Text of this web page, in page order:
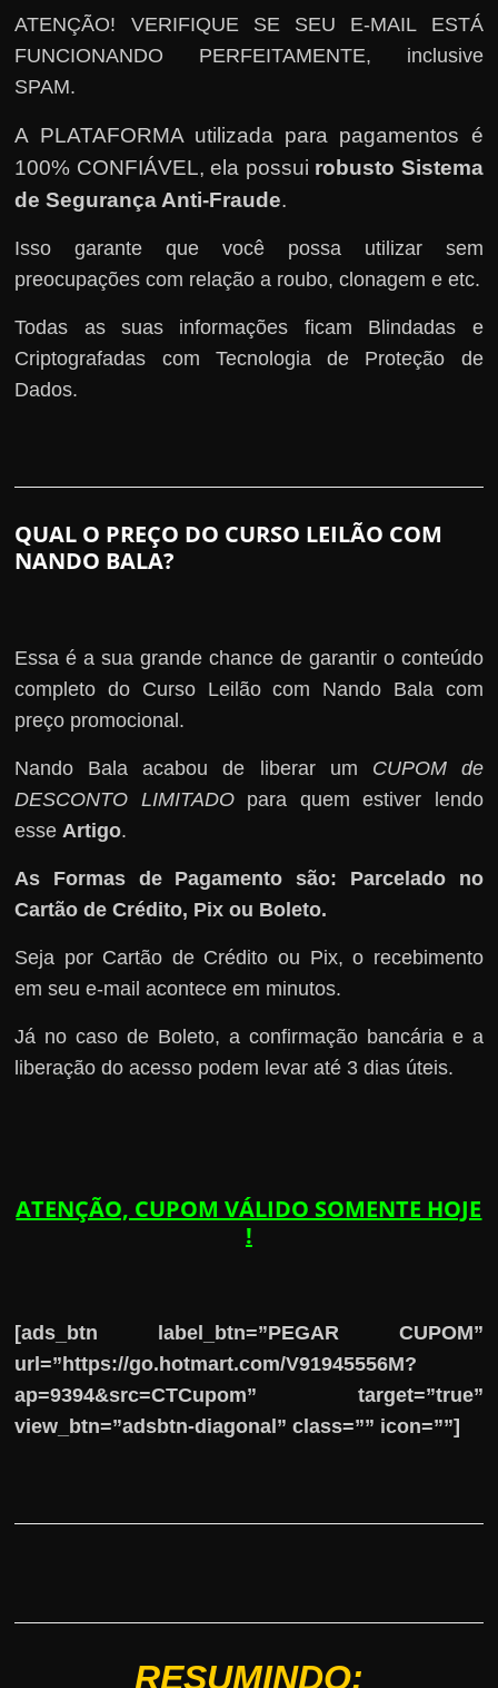
ATENÇÃO! VERIFIQUE SE SEU E-MAIL ESTÁ
FUNCIONANDO PERFEITAMENTE, inclusive
SPAM.
A PLATAFORMA utilizada para pagamentos é
100% CONFIÁVEL, ela possui robusto Sistema
de Segurança Anti-Fraude.
Isso garante que você possa utilizar sem
preocupações com relação a roubo, clonagem e etc.
Todas as suas informações ficam Blindadas e
Criptografadas com Tecnologia de Proteção de
Dados.
QUAL O PREÇO DO CURSO LEILÃO COM
NANDO BALA?
Essa é a sua grande chance de garantir o conteúdo
completo do Curso Leilão com Nando Bala com
preço promocional.
Nando Bala acabou de liberar um CUPOM de
DESCONTO LIMITADOpara quem estiver lendo
esseArtigo.
As Formas de Pagamento são: Parcelado no
Cartão de Crédito, Pix ou Boleto.
Seja por Cartão de Crédito ou Pix, o recebimento
em seu e-mail acontece em minutos.
Já no caso de Boleto, a confirmação bancária e a
liberação do acesso podem levar até 3 dias úteis.
ATENÇÃO, CUPOM VÁLIDO SOMENTE HOJE
!
[ads_btn label_btn=”PEGAR CUPOM”
url=”https://go.hotmart.com/V91945556M?
ap=9394&src=CTCupom” target=”true”
view_btn=”adsbtn-diagonal” class=”” icon=””]
RESUMINDO: